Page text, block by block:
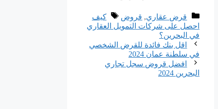
التصنيفات
قرض عقاري, قروض الوسوم
كيف
احصل على شركات التمويل العقاري
في البحرين؟
اقل بنك فائدة للقرض الشخصي
في سلطنة عمان 2024
افضل قروض سجل تجاري
البحرين 2024